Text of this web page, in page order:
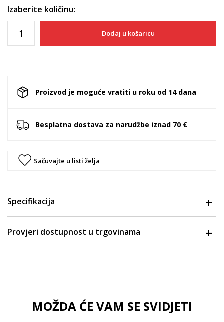
Izaberite količinu:
Dodaj u košaricu
Proizvod je moguće vratiti u roku od 14 dana
Besplatna dostava za narudžbe iznad 70 €
Sačuvajte u listi želja
Specifikacija
Provjeri dostupnost u trgovinama
MOŽDA ĆE VAM SE SVIDJETI